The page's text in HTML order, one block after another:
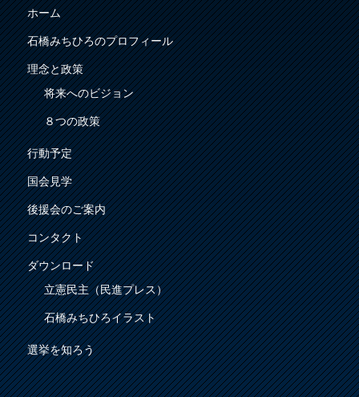
ホーム
石橋みちひろのプロフィール
理念と政策
将来へのビジョン
８つの政策
行動予定
国会見学
後援会のご案内
コンタクト
ダウンロード
立憲民主（民進プレス）
石橋みちひろイラスト
選挙を知ろう